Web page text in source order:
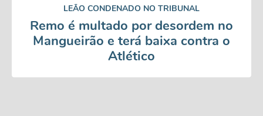
LEÃO CONDENADO NO TRIBUNAL
Remo é multado por desordem no
Mangueirão e terá baixa contra o
Atlético